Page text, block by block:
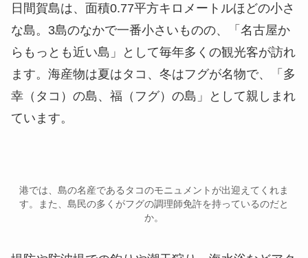
日間賀島は、面積0.77平方キロメートルほどの小さ
な島。3島のなかで一番小さいものの、「名古屋か
らもっとも近い島」として毎年多くの観光客が訪れ
ます。海産物は夏はタコ、冬はフグが名物で、「多
幸（タコ）の島、福（フグ）の島」として親しまれ
ています。
港では、島の名産であるタコのモニュメントが出迎えてくれま
す。また、島民の多くがフグの調理師免許を持っているのだと
か。